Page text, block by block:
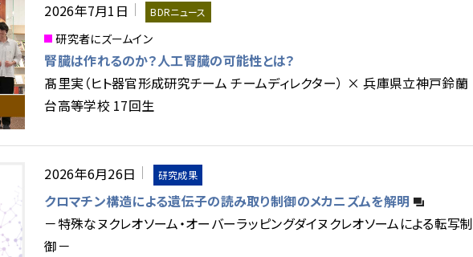
2026年7月1日 BDRニュース
研究者にズームイン
腎臓は作れるのか？人工腎臓の可能性とは？
髙里実（ヒト器官形成研究チーム チームディレクター） × 兵庫県立神戸鈴蘭
台高等学校 17回生
2026年6月26日 研究成果
クロマチン構造による遺伝子の読み取り制御のメカニズムを解明
－特殊なヌクレオソーム・オーバーラッピングダイヌクレオソームによる転写制
御－